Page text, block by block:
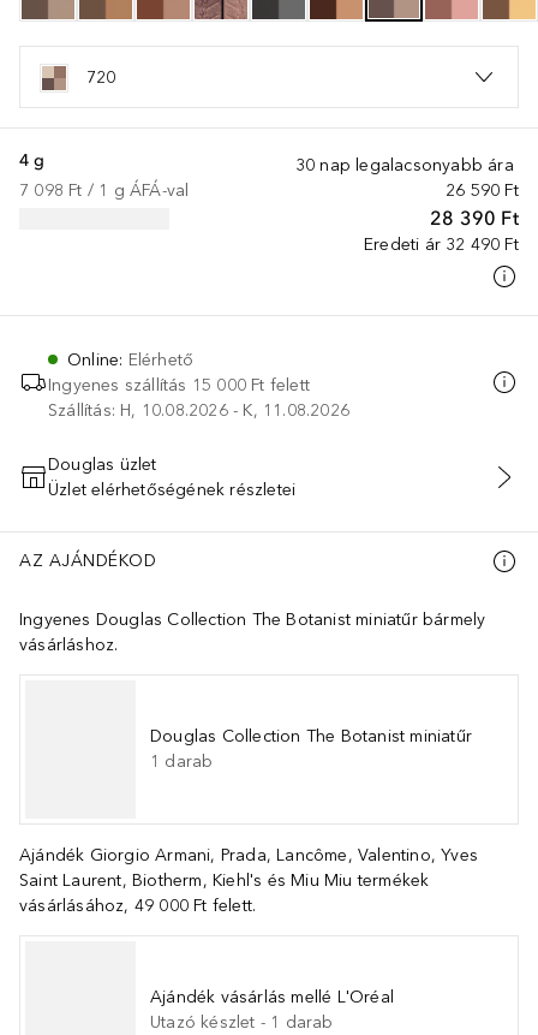
720
30 nap legalacsonyabb ára
26 590 Ft
28 390 Ft
Eredeti ár 32 490 Ft
4 g
7 098 Ft / 1 g ÁFÁ-val
Online: Elérhető
Ingyenes szállítás 15 000 Ft felett
Szállítás: H, 10.08.2026 - K, 11.08.2026
KOSÁRBA HELYEZÉS
Douglas üzlet
Üzlet elérhetőségének részletei
AZ AJÁNDÉKOD
Ingyenes Douglas Collection The Botanist miniatűr bármely
vásárláshoz.
Douglas Collection The Botanist miniatűr
1 darab
Ajándék Giorgio Armani, Prada, Lancôme, Valentino, Yves
Saint Laurent, Biotherm, Kiehl's és Miu Miu termékek
vásárlásához, 49 000 Ft felett.
Ajándék vásárlás mellé L'Oréal
Utazó készlet - 1 darab